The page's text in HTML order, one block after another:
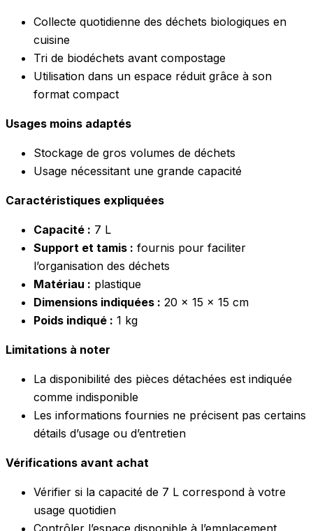
Collecte quotidienne des déchets biologiques en
cuisine
Tri de biodéchets avant compostage
Utilisation dans un espace réduit grâce à son
format compact
Usages moins adaptés
Stockage de gros volumes de déchets
Usage nécessitant une grande capacité
Caractéristiques expliquées
Capacité : 7 L
Support et tamis : fournis pour faciliter
l’organisation des déchets
Matériau : plastique
Dimensions indiquées : 20 x 15 x 15 cm
Poids indiqué : 1 kg
Limitations à noter
La disponibilité des pièces détachées est indiquée
comme indisponible
Les informations fournies ne précisent pas certains
détails d’usage ou d’entretien
Vérifications avant achat
Vérifier si la capacité de 7 L correspond à votre
usage quotidien
Contrôler l’espace disponible à l’emplacement